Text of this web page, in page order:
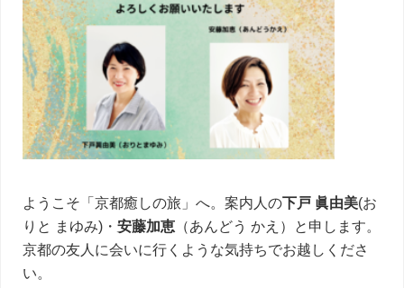
イ
ド
バ
ー
ようこそ「京都癒しの旅」へ。案内人の下戸 眞由美(お
りと まゆみ)・ 安藤加恵 （あんどう かえ）と申します。
京都の友人に会いに行くような気持ちでお越しくださ
い。